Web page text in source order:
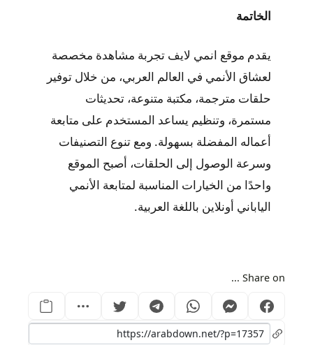
الخاتمة
يقدم موقع انمي لايف تجربة مشاهدة مخصصة
لعشاق الأنمي في العالم العربي، من خلال توفير
حلقات مترجمة، مكتبة متنوعة، تحديثات
مستمرة، وتنظيم يساعد المستخدم على متابعة
أعماله المفضلة بسهولة. ومع تنوع التصنيفات
وسرعة الوصول إلى الحلقات، أصبح الموقع
واحدًا من الخيارات المناسبة لمتابعة الأنمي
الياباني أونلاين باللغة العربية.
Share on ...